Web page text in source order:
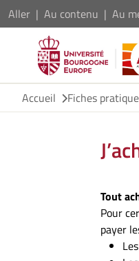
Aller Au contenu Au
Accueil
Fiches
Tout
Pour
payer